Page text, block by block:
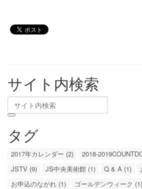
サイト内検索
タグ
2017年カレンダー (2)
2018-
JSTV (9)
JS中央美術館 (1) Q & A (1)
お申込のながれ (1)
ゴールデンウィーク (1)